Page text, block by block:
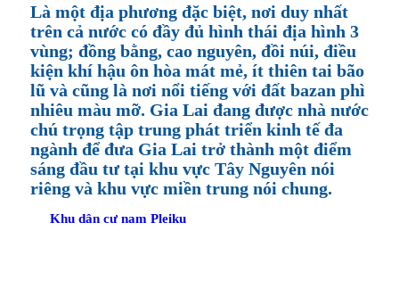
Là một địa phương đặc biệt, nơi duy nhất
trên cả nước có đầy đủ hình thái địa hình 3
vùng; đồng bằng, cao nguyên, đồi núi, điều
kiện khí hậu ôn hòa mát mẻ, ít thiên tai bão
lũ và cũng là nơi nổi tiếng với đất bazan phì
nhiêu màu mỡ. Gia Lai đang được nhà nước
chú trọng tập trung phát triển kinh tế đa
ngành để đưa Gia Lai trở thành một điểm
sáng đầu tư tại khu vực Tây Nguyên nói
riêng và khu vực miền trung nói chung.
Khu dân cư nam Pleiku